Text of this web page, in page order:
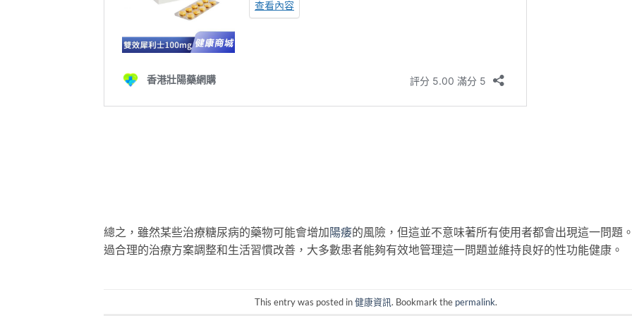
總之，雖然某些治療糖尿病的藥物可能會增加陽痿的風險，但這並不意味著所有使用者都會出現這一問題
過合理的治療方案調整和生活習慣改善，大多數患者能夠有效地管理這一問題並維持良好的性功能健康。
This entry was posted in健康資訊. Bookmark the permalink.